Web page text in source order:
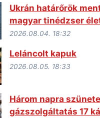
Ukrán határőrök
magyar tinédzser
2026.08.04. 18:32
Leláncolt kapuk
2026.08.05. 18:33
Három napra
gázszolgáltatás 17